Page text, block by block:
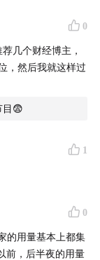
了（bushi
0
几个财经博主，
，然后我就这样过
目😨
1
0
的用量基本上都集
前，后半夜的用量